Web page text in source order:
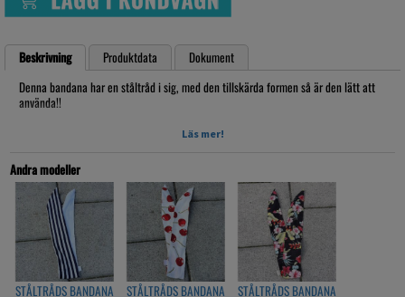
Beskrivning Produktdata
Dokument
Denna bandana har en ståltråd i sig, med den tillskärda formen så är den lätt att
använda!!
Rockabilly stilen har man ofta en bandana i håret, till jobb vardagen eller på
Artikelnr: Bastå2018049
Läs mer!
Andra modeller
STÅLTRÅDS BANDANA
STÅLTRÅDS BANDANA
STÅLTRÅDS BANDANA